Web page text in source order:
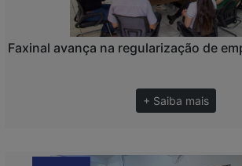
Faxinal avança na regularização de
+ Saiba mais